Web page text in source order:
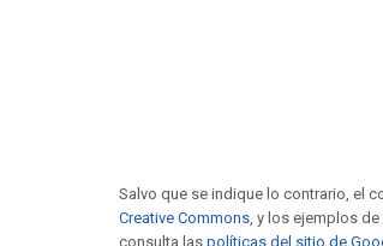
Salvo que se indique lo contrario, el
Creative Commons , y los ejemplos
consulta las políticas del sitio de